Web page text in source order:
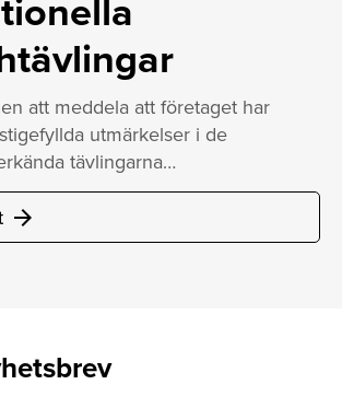
att meddela att företaget har
utmärkelser i de
tävlingarna…
arrow_forward